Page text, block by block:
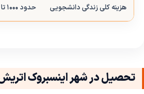
هزینه کلی زندگی دانشجویی حدود ۱۰۰۰ تا ۱۴۰۰ یورو
تحصیل در شهر اینسبروک